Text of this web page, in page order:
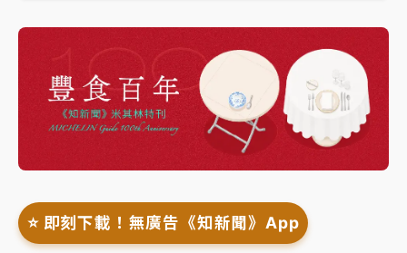
⭐️ 即刻下載！無廣告《知新聞》App